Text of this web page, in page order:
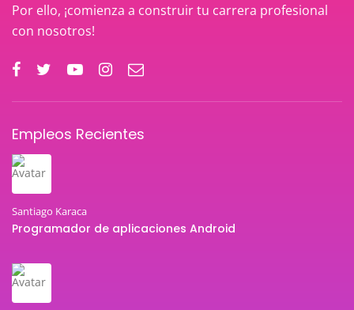
Por ello, ¡comienza a construir tu carrera profesional
con nosotros!
Empleos Recientes
Santiago Karaca
Programador de aplicaciones Android